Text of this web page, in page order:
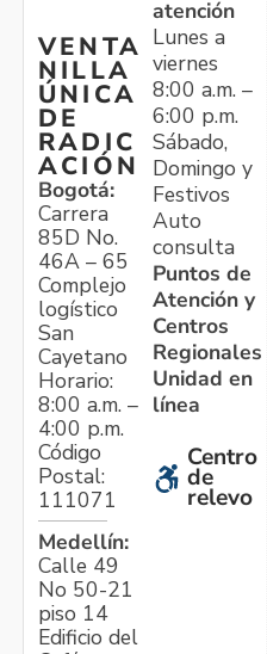
VENTA
NILLA
ÚNICA
DE
RADIC
ACIÓN
Bogotá:
Carrera
85D No.
46A – 65
Complejo
logístico
San
Cayetano
Horario:
8:00 a.m. –
4:00 p.m.
Código
Postal:
111071
Medellín:
Calle 49
No 50-21
piso 14
Edificio del
atención
Lunes a
viernes
8:00 a.m. –
6:00 p.m.
Sábado,
Domingo y
Festivos
Auto
consulta
Puntos de
Atención y
Centros
Regionales
Unidad en
línea
Centro
de
relevo